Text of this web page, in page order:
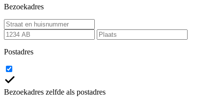
Bezoekadres
Postadres
Bezoekadres zelfde als postadres